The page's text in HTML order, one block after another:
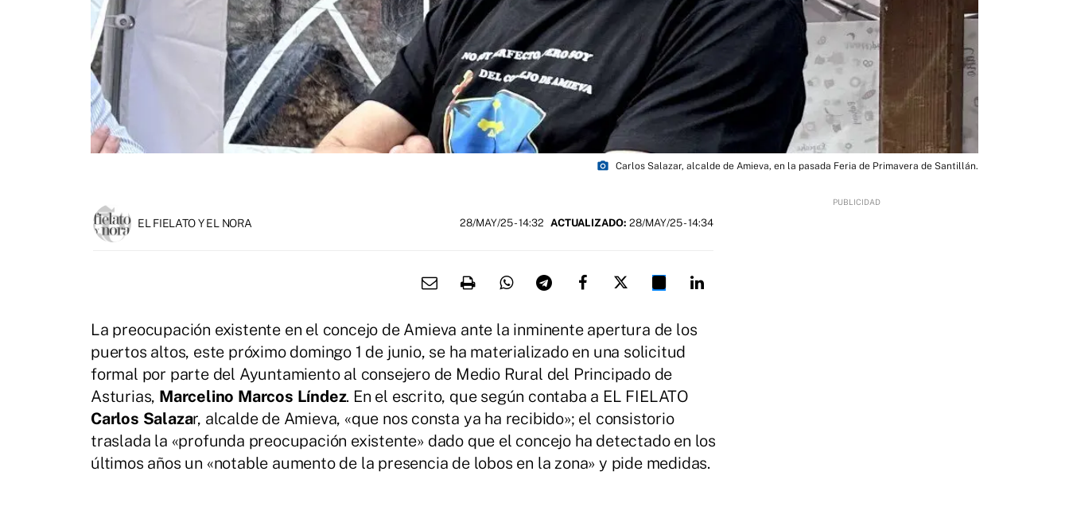
photo_camera Carlos Salazar, alcalde de Amieva, en la pasada Feria de Primavera de Santillán.
EL FIELATO Y EL NORA 28/MAY/25- 14:32 ACTUALIZADO: 28/MAY/25 - 14:34
La preocupación existente en el concejo de Amieva ante la inminente apertura de los
puertos altos, este próximo domingo 1 de junio, se ha materializado en una solicitud
formal por parte del Ayuntamiento al consejero de Medio Rural del Principado de
Asturias, Marcelino Marcos Líndez. En el escrito, que según contaba a EL FIELATO
Carlos Salazar, alcalde de Amieva, «que nos consta ya ha recibido»; el consistorio
traslada la «profunda preocupación existente» dado que el concejo ha detectado en los
últimos años un «notable aumento de la presencia de lobos en la zona» y pide medidas.